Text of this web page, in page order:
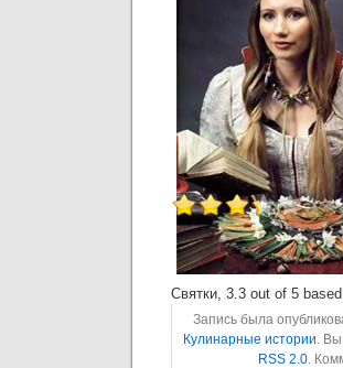
Святки, 3.3 out of 5
Запись была
Кулинарные истории. Вы
RSS 2.0.